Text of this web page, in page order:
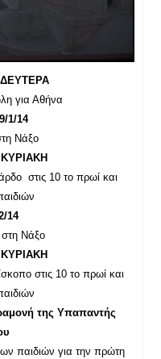
για Αθήνα
1/14
Νάξο
στις 10 το πρωί και
14
Νάξο
στις 10 το πρωί και
της Υπαπαντής
παιδιών για την πρώτη